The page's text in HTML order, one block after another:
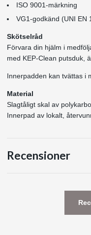
ISO 9001-märkning
VG1-godkänd (UNI EN
Skötselråd
Förvara din hjälm i
med KEP-Clean putsduk,
Innerpadden kan tvättas i
Material
Slagtåligt skal av
Innerpad av lokalt,
Recensioner